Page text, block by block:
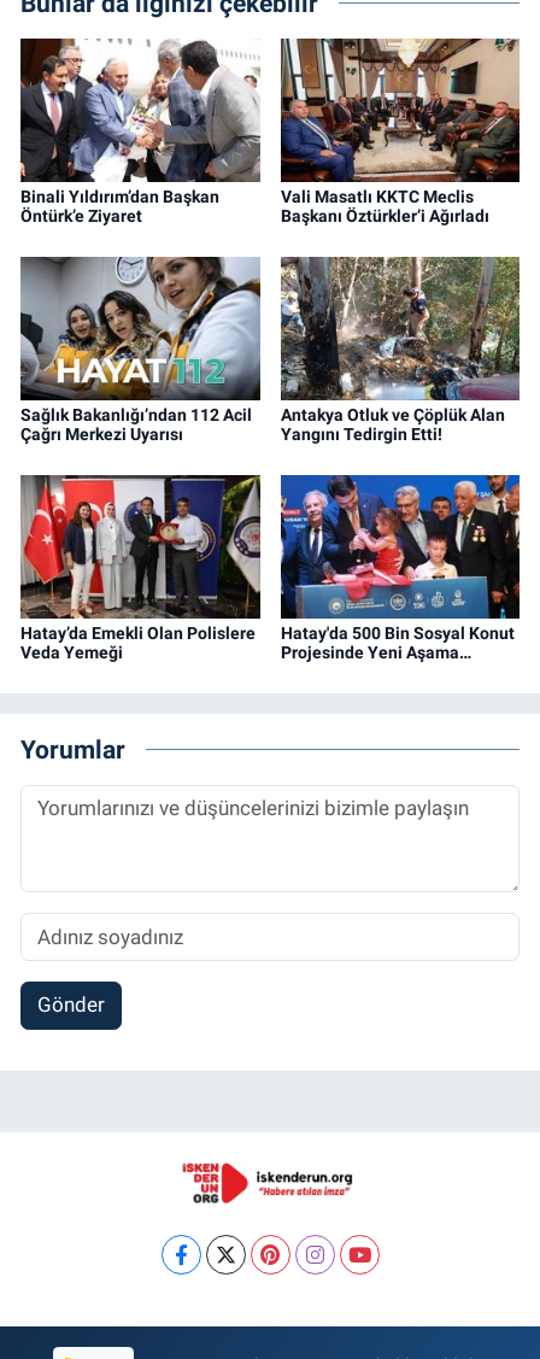
Binali Yıldırım’dan Başkan
Öntürk’e Ziyaret
Vali Masatlı KKTC Meclis
Başkanı Öztürkler’i Ağırladı
Sağlık Bakanlığı’ndan 112 Acil
Çağrı Merkezi Uyarısı
Antakya Otluk ve Çöplük Alan
Yangını Tedirgin Etti!
Hatay’da Emekli Olan Polislere
Veda Yemeği
Hatay'da 500 Bin Sosyal Konut
Projesinde Yeni Aşama…
Yorumlar
Gönder